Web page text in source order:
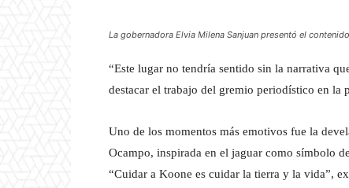
La gobernadora Elvia Milena Sanjuan presentó el
“Este lugar no tendría sentido sin la narrativa
destacar el trabajo del gremio periodístico en la
Uno de los momentos más emotivos fue la
Ocampo, inspirada en el jaguar como símbolo
“Cuidar a Koone es cuidar la tierra y la vida”,